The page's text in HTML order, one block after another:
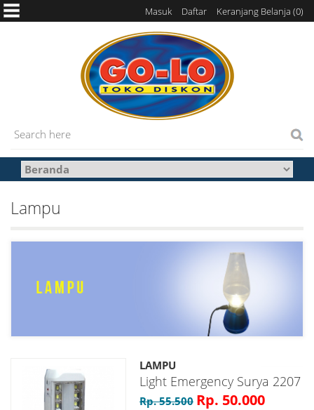
Masuk Daftar Keranjang Belanja (0)
Lampu
LAMPU
Light Emergency Surya 2207
Rp. 55.500 Rp. 50.000